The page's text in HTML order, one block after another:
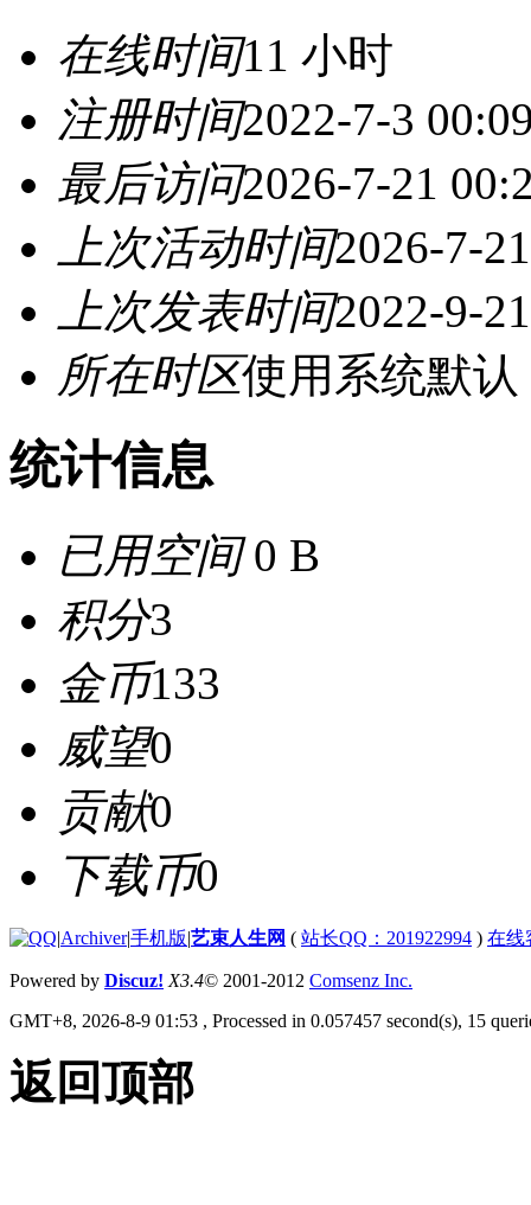
在线时间11 小时
注册时间2022-7-3
最后访问2026-7-21
上次活动时间2026-7-
上次发表时间2022-9-
所在时区使用系统默认
统计信息
已用空间0 B
积分3
金币133
威望0
贡献0
下载币0
|Archiver|手机版|艺束人生网 ( 站长QQ：201922994 ) 在线
Powered by Discuz! X3.4© 2001-2012 Comsenz Inc.
GMT+8, 2026-8-9 01:53 , Processed in 0.057457 second(s), 15
返回顶部